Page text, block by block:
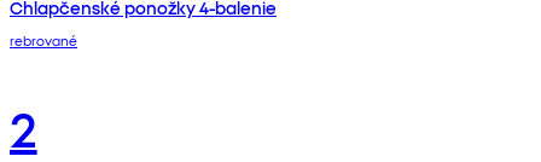
Chlapčenské ponožky 4-balenie
rebrované
2